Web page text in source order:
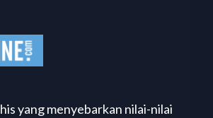
yang menyebarkan nilai-nilai